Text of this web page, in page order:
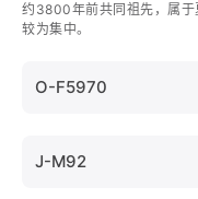
约3800年前共同祖先，属
较为集中。
O-F5970
J-M92